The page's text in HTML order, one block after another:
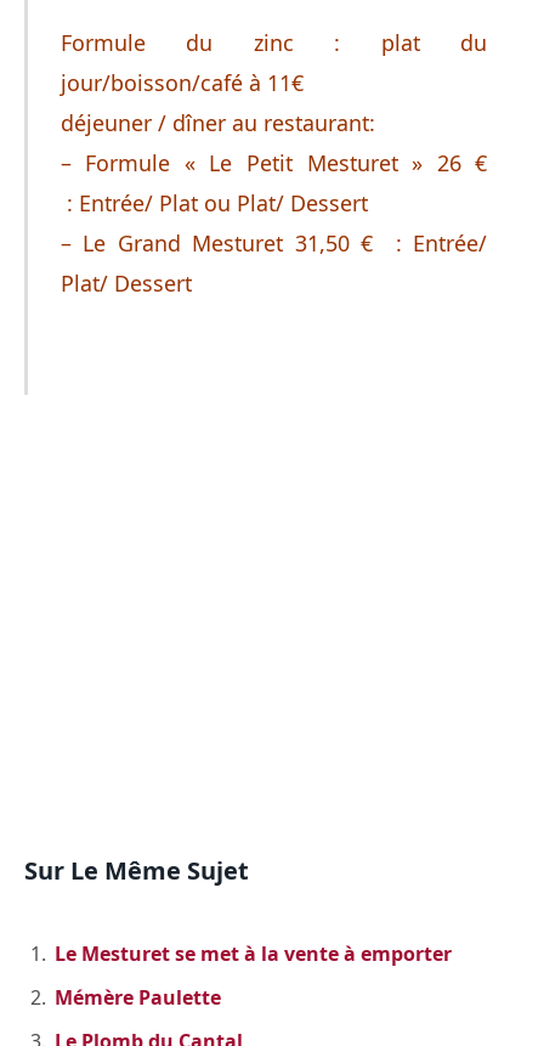
Formule du zinc : plat du
jour/boisson/café à 11€
déjeuner / dîner au restaurant:
– Formule « Le Petit Mesturet » 26 €
: Entrée/ Plat ou Plat/ Dessert
– Le Grand Mesturet 31,50 € : Entrée/
Plat/ Dessert
Sur Le Même Sujet
Le Mesturet se met à la vente à emporter
Mémère Paulette